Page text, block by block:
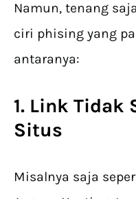
Namun, tenang
ciri phising yang
antaranya:
1. Link Tidak
Situs
Misalnya saja